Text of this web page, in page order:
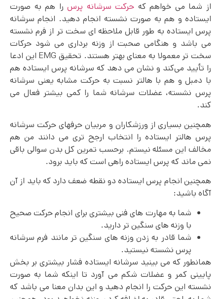
از شما می خواهم که حرکت سرشانه پرسرا هم به صورت
ایستاده و هم به صورت نشسته انجام دهید. انجام سرشانه
پرس ایستاده به طور قابل ملاحظه ای سخت تر از فرم نشسته
می باشد و هنگامی صحبت از وزنه برداری می شود حرکات
سخت تر معمولا به معنای بهتر هستند. تحقیق EMG این ادعا
را تأیید می‌کند و نشان می دهد که سرشانه پرس ایستاده هم
با دمبل و هم با هالتر نسبت به حرکت مشابه یعنی سرشانه
پرس نشسته، عضلات سرشانه شما را کمی بیشتر فعال می
کند.
همچنین بسیاری از ورزشکاران و مربیان حرفهای حرکت سرشانه
پرس هالتر ایستاده را انتخاب ارجح تری می دانند من هم
مخالف این مسئله نیستم. برحسب تمرین کل بدن سوالی باقی
نمی ماند که پرس ایستاده راهی است که باید برود.
همچنین انجام پرس ایستاده دو نقطه ضعف دارد که باید از آن
آگاه باشید:
شما به مهارت های فنی بیشتری برای انجام حرکت صحیح
با وزنه های سنگین تر دارید.
شما قادر به زدن وزنه های سنگین تر مانند فرم سرشانه
پرس نشسته نیستید.
همانطور که می بینید سرشانه ایستاده فشار بیشتری بر بخش
پایینی کمر و عضلات شکم می آورد تا اینکه شما به صورت
نشسته این حرکت را انجام دهید و این بدان معنا می باشد که